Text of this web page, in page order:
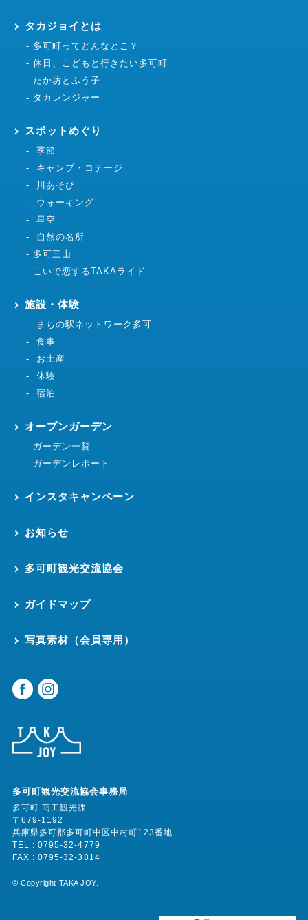
タカジョイとは
多可町ってどんなとこ？
休日、こどもと行きたい多可町
たか坊とふう子
タカレンジャー
スポットめぐり
季節
キャンプ・コテージ
川あそび
ウォーキング
星空
自然の名所
多可三山
こいで恋するTAKAライド
施設・体験
まちの駅ネットワーク多可
食事
お土産
体験
宿泊
オープンガーデン
ガーデン一覧
ガーデンレポート
インスタキャンペーン
お知らせ
多可町観光交流協会
ガイドマップ
写真素材（会員専用）
多可町観光交流協会事務局
多可町 商工観光課
〒679-1192
兵庫県多可郡多可町中区中村町123番地
TEL : 0795-32-4779
FAX : 0795-32-3814
©︎ Copyright TAKA JOY.